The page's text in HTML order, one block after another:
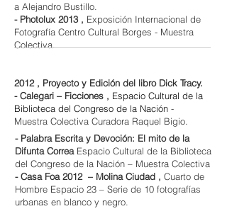
- Palabra Escrita y Devoción: El mito de la
Difunta Correa Espacio Cultural de la Biblioteca
del Congreso de la Nación – Muestra Colectiva
- Casa Foa 2012 – Molina Ciudad , Cuarto de
Hombre Espacio 23 – Serie de 10 fotografías
urbanas en blanco y negro.
a Alejandro Bustillo.
​- Photolux 2013 , Exposición Internacional de
Fotografía Centro Cultural Borges - Muestra
Colectiva.
2012 , Proyecto y Edición del libro Dick Tracy.
- Calegari – Ficciones , Espacio Cultural de la
Biblioteca del Congreso de la Nación -
Muestra Colectiva Curadora Raquel Bigio.